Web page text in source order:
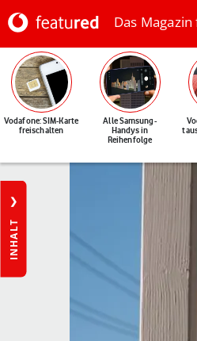
Das
Vodafone: SIM-Karte
freischalten
Alle Samsung-
Handys in
Reihenfolge
INHALT